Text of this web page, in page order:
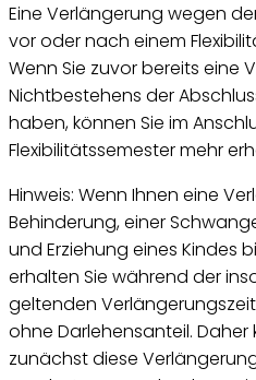
Eine Verlängerung wegen
vor oder nach einem
Wenn Sie zuvor bereits eine
Nichtbestehens der
haben, können Sie im
Flexibilitätssemester mehr
Hinweis: Wenn Ihnen eine
Behinderung, einer
und Erziehung eines Kindes
erhalten Sie während der
geltenden
ohne Darlehensanteil. Daher
zunächst diese